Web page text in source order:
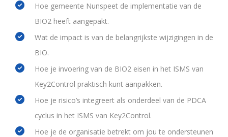
Hoe gemeente Nunspeet de implementatie van de
BIO2 heeft aangepakt.
Wat de impact is van de belangrijkste wijzigingen in de
BIO.
Hoe je invoering van de BIO2 eisen in het ISMS van
Key2Control praktisch kunt aanpakken.
Hoe je risico’s integreert als onderdeel van de PDCA
cyclus in het ISMS van Key2Control.
Hoe je de organisatie betrekt om jou te ondersteunen